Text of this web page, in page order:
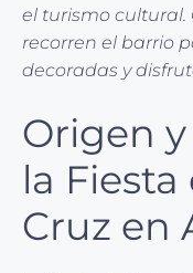
el turismo cultural.
recorren el barrio
decoradas y
Origen
la Fiesta
Cruz en